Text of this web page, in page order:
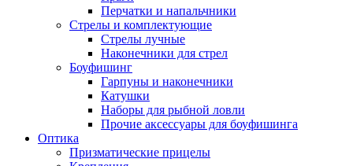
Перчатки и напальчники
Стрелы и комплектующие
Стрелы лучные
Наконечники для стрел
Боуфишинг
Гарпуны и наконечники
Катушки
Наборы для рыбной ловли
Прочие аксессуары для боуфишинга
Оптика
Призматические прицелы